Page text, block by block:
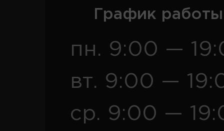
График
пн. 9:00 —
вт. 9:00 —
ср. 9:00 —